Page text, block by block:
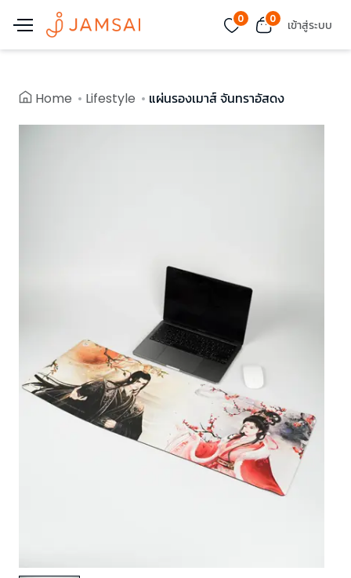
0 0 เข้าสู่ระบบ
Home Lifestyle แผ่นรองเมาส์ จันทราอัสดง